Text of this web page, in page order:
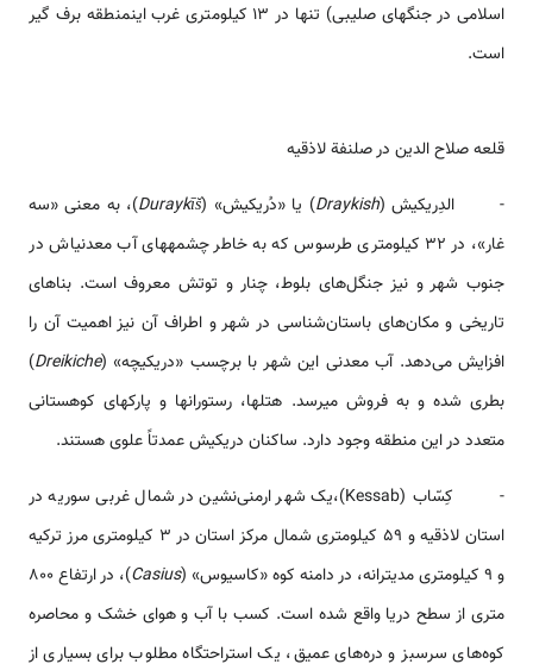
اسلامی در جنگهای صلیبی) تنها در 13 کیلومتری غرب اینمنطقه برف گیر
است.
قلعه صلاح الدین در صلنفة لاذقیه
- الدِريكيش (Draykish) یا «دُریکیش» (Duraykīš)، به معنی «سه
غار»، در 32 کیلومتری طرسوس که به خاطر چشمه­های آب معدنی­اش در
جنوب شهر و نیز جنگل‌های بلوط، چنار و توتش معروف است. بناهای
تاریخی و مکان‌های باستان‌شناسی در شهر و اطراف آن نیز اهمیت آن را
افزایش می‌دهد. آب معدنی این شهر با برچسب «دریکیچه» (Dreikiche
)
بطری شده و به فروش می­رسد. هتل­ها، رستوران­ها و پارک­های کوهستانی
متعدد در این منطقه وجود دارد. ساکنان دریکیش عمدتاً علوی هستند.
- كِسّاب (Kessab)،یک شهر ارمنی‌نشین در شمال غربی سوریه در
استان لاذقیه و 59 کیلومتری شمال مرکز استان در 3 کیلومتری مرز ترکیه
و 9 کیلومتری مدیترانه، در دامنه کوه «کاسیوس» (
Casius
)، در ارتفاع 800
متری از سطح دریا واقع شده است. کسب با آب و هوای خشک و محاصره
کوه‌های سرسبز و دره‌های عمیق، یک استراحتگاه مطلوب برای بسیاری از